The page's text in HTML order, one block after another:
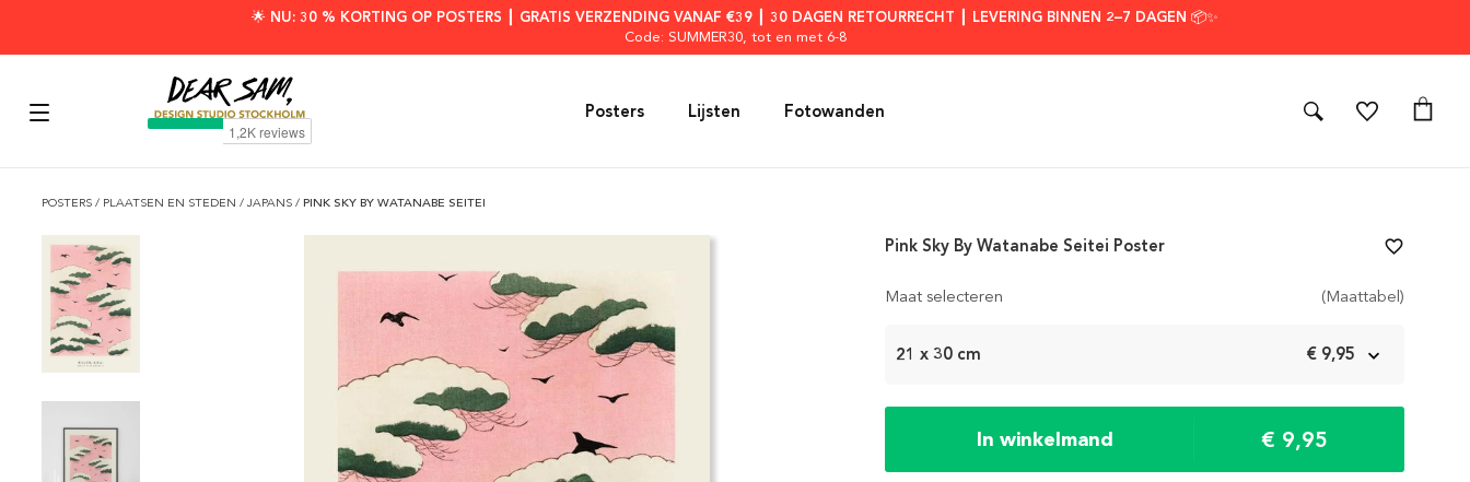
🌟 NU: 30 % KORTING OP POSTERS ┃ GRATIS VERZENDING VANAF €39 ┃ 30 DAGEN RETOURRECHT ┃ LEVERING BINNEN 2–7 DAGEN 📦✨
Code: SUMMER30, tot en met 6-8
Posters Lijsten Fotowanden
POSTERS / PLAATSEN EN STEDEN /JAPANS / PINK SKY BY WATANABE SEITEI
Maat selecteren (Maattabel)
21 x 30 cm € 9,95
In winkelmand € 9,95
Pink Sky By Watanabe Seitei Poster favorite_border